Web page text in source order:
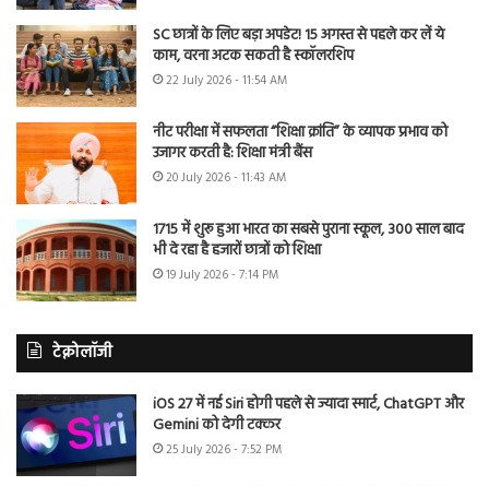
SC छात्रों के लिए बड़ा अपडेट! 15 अगस्त से पहले कर लें ये
काम, वरना अटक सकती है स्कॉलरशिप
22 July 2026 - 11:54 AM
नीट परीक्षा में सफलता “शिक्षा क्रांति” के व्यापक प्रभाव को
उजागर करती है: शिक्षा मंत्री बैंस
20 July 2026 - 11:43 AM
1715 में शुरू हुआ भारत का सबसे पुराना स्कूल, 300 साल बाद
भी दे रहा है हजारों छात्रों को शिक्षा
19 July 2026 - 7:14 PM
टेक्नोलॉजी
iOS 27 में नई Siri होगी पहले से ज्यादा स्मार्ट, ChatGPT और
Gemini को देगी टक्कर
25 July 2026 - 7:52 PM